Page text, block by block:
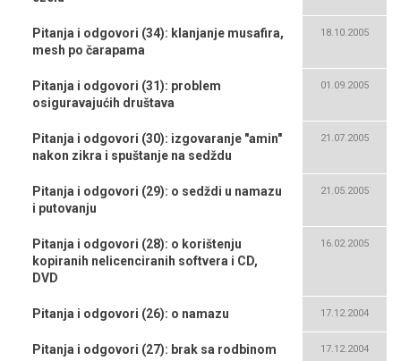
Pitanja i odgovori (34): klanjanje musafira,
mesh po čarapama
18.10.2005
Pitanja i odgovori (31): problem
osiguravajućih društava
01.09.2005
Pitanja i odgovori (30): izgovaranje "amin"
nakon zikra i spuštanje na sedždu
21.07.2005
Pitanja i odgovori (29): o sedždi u namazu
i putovanju
21.05.2005
Pitanja i odgovori (28): o korištenju
kopiranih nelicenciranih softvera i CD,
DVD
16.02.2005
Pitanja i odgovori (26): o namazu 17.12.2004
Pitanja i odgovori (27): brak sa rodbinom
17.12.2004